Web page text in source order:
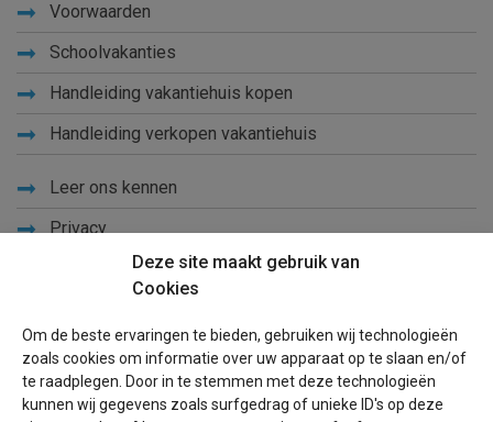
Deze site maakt gebruik van
Cookies
Om de beste ervaringen te bieden, gebruiken wij technologieën
zoals cookies om informatie over uw apparaat op te slaan en/of
te raadplegen. Door in te stemmen met deze technologieën
kunnen wij gegevens zoals surfgedrag of unieke ID's op deze
Voorwaarden
Schoolvakanties
Handleiding vakantiehuis kopen
Handleiding verkopen vakantiehuis
Leer ons kennen
Privacy
Blog
Voor eigenaren